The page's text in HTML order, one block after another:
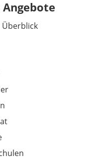
Angebote
Überblick